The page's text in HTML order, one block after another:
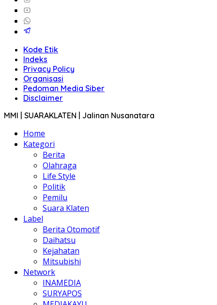
Kode Etik
Indeks
Privacy Policy
Organisasi
Pedoman Media Siber
Disclaimer
MMI | SUARAKLATEN | Jalinan Nusanatara
Home
Kategori
Berita
Olahraga
Life Style
Politik
Pemilu
Suara Klaten
Label
Berita Otomotif
Daihatsu
Kejahatan
Mitsubishi
Network
INAMEDIA
SURYAPOS